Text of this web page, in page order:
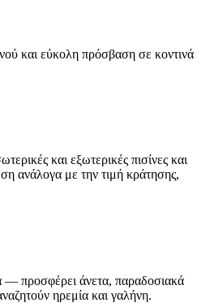
και εύκολη πρόσβαση σε κοντινά
και εξωτερικές πισίνες και
ανάλογα με την τιμή κράτησης,
— προσφέρει άνετα, παραδοσιακά
ηρεμία και γαλήνη.